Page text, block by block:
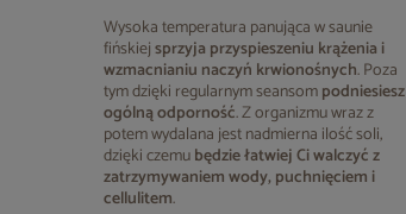
Wysoka temperatura panująca w saunie
fińskiejsprzyja przyspieszeniu krążenia i
wzmacnianiu naczyń krwionośnych. Poza
tym dzięki regularnym seansompodniesiesz
ogólną odporność. Z organizmu wraz z
potem wydalana jest nadmierna ilość soli,
dzięki czemubędzie łatwiej Ci walczyć z
zatrzymywaniem wody, puchnięciem i
cellulitem.